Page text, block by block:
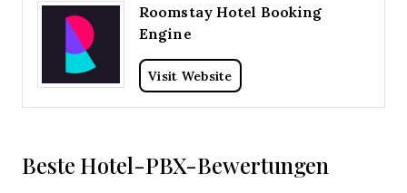
Roomstay Hotel Booking
Engine
Visit Website
Beste Hotel-PBX-Bewertungen